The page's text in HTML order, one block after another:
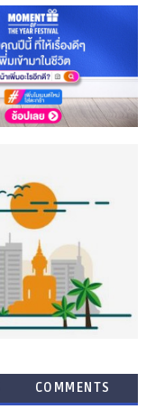
COMMENTS